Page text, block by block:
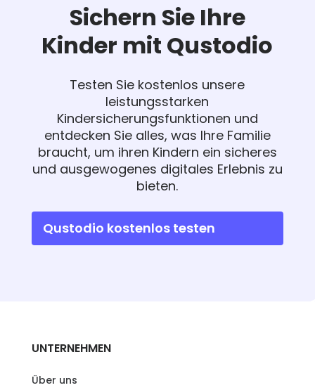
Sichern Sie Ihre
Kinder mit Qustodio
Testen Sie kostenlos unsere
leistungsstarken
Kindersicherungsfunktionen und
entdecken Sie alles, was Ihre Familie
braucht, um ihren Kindern ein sicheres
und ausgewogenes digitales Erlebnis zu
bieten.
Qustodio kostenlos testen
UNTERNEHMEN
Über uns